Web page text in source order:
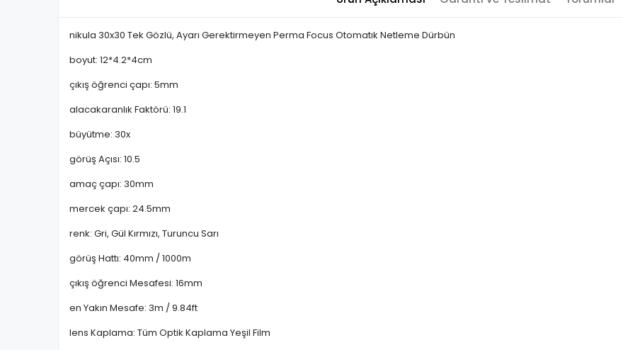
nikula 30x30 Tek Gözlü, Ayarı Gerektirmeyen Perma Focus Otomatık Netleme Dürbün
boyut: 12*4.2*4cm
çıkış öğrenci çapı: 5mm
alacakaranlık Faktörü: 19.1
büyütme: 30x
görüş Açısı: 10.5
amaç çapı: 30mm
mercek çapı: 24.5mm
renk: Gri, Gül Kırmızı, Turuncu Sarı
görüş Hattı: 40mm / 1000m
çıkış öğrenci Mesafesi: 16mm
en Yakın Mesafe: 3m / 9.84ft
lens Kaplama: Tüm Optik Kaplama Yeşil Film